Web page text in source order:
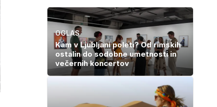
OGLAS
Kam v Ljubljani poleti? Od rimskih
ostalin do sodobne umetnosti in
večernih koncertov